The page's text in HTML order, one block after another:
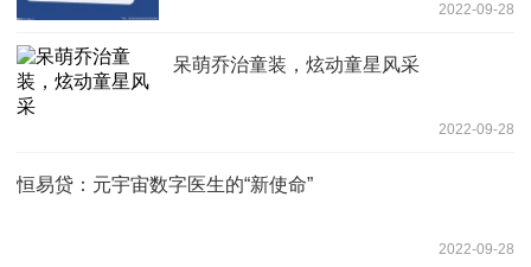
2022-09-28
呆萌乔治童装，炫动童星风采
2022-09-28
恒易贷：元宇宙数字医生的“新使命”
2022-09-28